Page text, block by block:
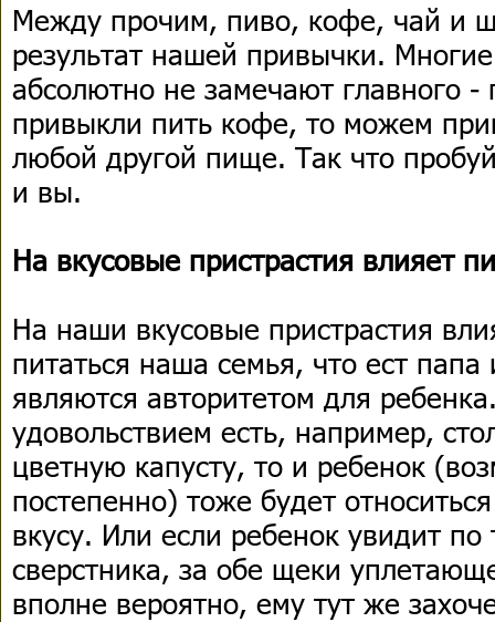
Между прочим, пиво, кофе, чай и
результат нашей привычки.
абсолютно не замечают главного
привыкли пить кофе, то можем
любой другой пище. Так что
и вы.
На вкусовые пристрастия влияет
На наши вкусовые пристрастия
питаться наша семья, что ест
являются авторитетом для
удовольствием есть, например,
цветную капусту, то и ребенок
постепенно) тоже будет
вкусу. Или если ребенок увидит по
сверстника, за обе щеки
вполне вероятно, ему тут же